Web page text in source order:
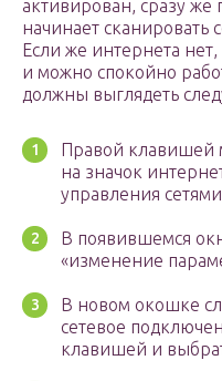
активирован, сразу же
начинает сканировать
Если же интернета
и можно спокойно
должны выглядеть
Правой клавишей
на значок
управления
В появившемся
«изменение
В новом окошке
сетевое
клавишей и